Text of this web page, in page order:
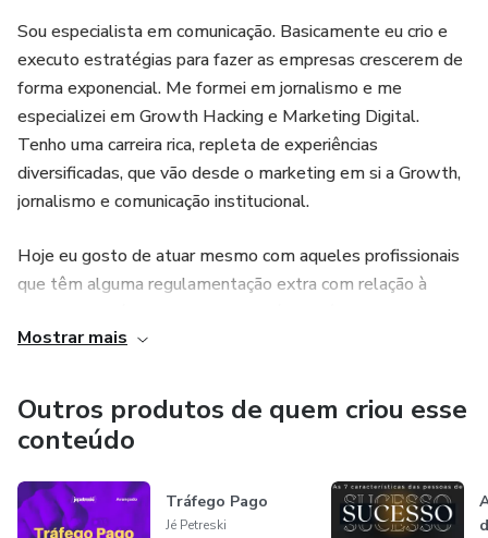
Sou especialista em comunicação. Basicamente eu crio e
executo estratégias para fazer as empresas crescerem de
forma exponencial. Me formei em jornalismo e me
especializei em Growth Hacking e Marketing Digital.
Tenho uma carreira rica, repleta de experiências
diversificadas, que vão desde o marketing em si a Growth,
jornalismo e comunicação institucional.
Hoje eu gosto de atuar mesmo com aqueles profissionais
que têm alguma regulamentação extra com relação à
aperfeiçoo na saúde, direito, entre outros.
E aí, vamos conversar?
Mostrar mais
Outros produtos de quem criou esse
conteúdo
Tráfego Pago
Jé Petreski